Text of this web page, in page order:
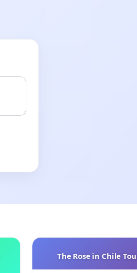
The Rose in Chile